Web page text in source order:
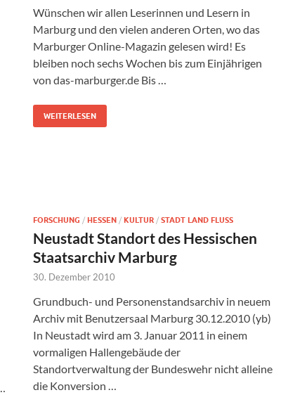
Wünschen wir allen Leserinnen und Lesern in
Marburg und den vielen anderen Orten, wo das
Marburger Online-Magazin gelesen wird! Es
bleiben noch sechs Wochen bis zum Einjährigen
von das-marburger.de Bis …
WEITERLESEN
FORSCHUNG / HESSEN / KULTUR / STADT LAND FLUSS
Neustadt Standort des Hessischen
Staatsarchiv Marburg
30. Dezember 2010
Grundbuch- und Personenstandsarchiv in neuem
Archiv mit Benutzersaal Marburg 30.12.2010 (yb)
In Neustadt wird am 3. Januar 2011 in einem
vormaligen Hallengebäude der
Standortverwaltung der Bundeswehr nicht alleine
die Konversion …